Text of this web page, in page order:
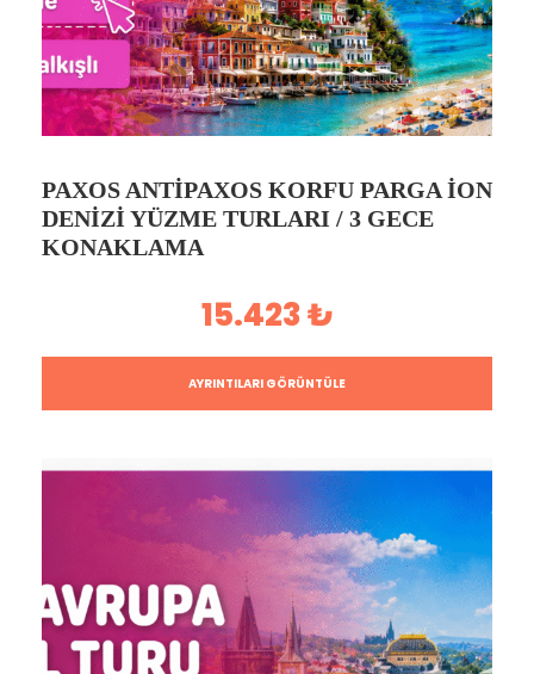
PAXOS ANTIPAXOS KORFU PARGA İON
DENIZI YÜZME TURLARI / 3 GECE
KONAKLAMA
15.423 ₺
AYRINTILARI GÖRÜNTÜLE